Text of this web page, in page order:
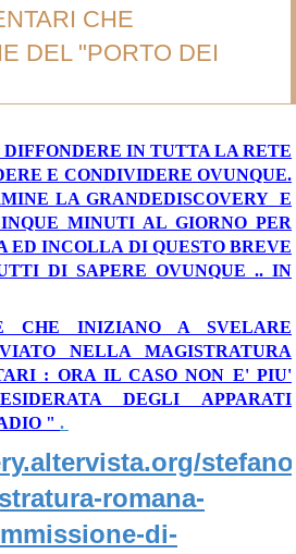
CHE
DEL "PORTO DEI
IN TUTTA LA RETE
E CONDIVIDERE OVUNQUE.
LA GRANDEDISCOVERY E
MINUTI AL GIORNO PER
ED INCOLLA DI QUESTO BREVE
DI SAPERE OVUNQUE .. IN
CHE INIZIANO A SVELARE
NELLA MAGISTRATURA
: ORA IL CASO NON E' PIU'
DEGLI APPARATI
" .
stefano-
romana-
di-